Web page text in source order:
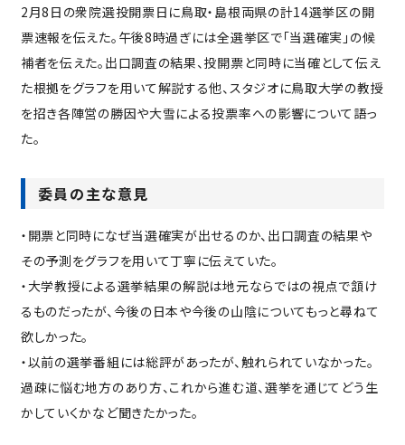
2月8日の衆院選投開票日に鳥取・島根両県の計14選挙区の開
票速報を伝えた。午後8時過ぎには全選挙区で「当選確実」の候
補者を伝えた。出口調査の結果、投開票と同時に当確として伝え
た根拠をグラフを用いて解説する他、スタジオに鳥取大学の教授
を招き各陣営の勝因や大雪による投票率への影響について語っ
た。
委員の主な意見
・開票と同時になぜ当選確実が出せるのか、出口調査の結果や
その予測をグラフを用いて丁寧に伝えていた。
・大学教授による選挙結果の解説は地元ならではの視点で頷け
るものだったが、今後の日本や今後の山陰についてもっと尋ねて
欲しかった。
・以前の選挙番組には総評があったが、触れられていなかった。
過疎に悩む地方のあり方、これから進む道、選挙を通じてどう生
かしていくかなど聞きたかった。